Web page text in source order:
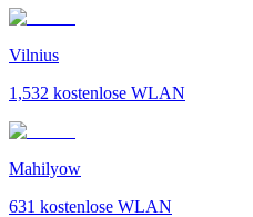
Vilnius
1,532 kostenlose WLAN
Mahilyow
631 kostenlose WLAN